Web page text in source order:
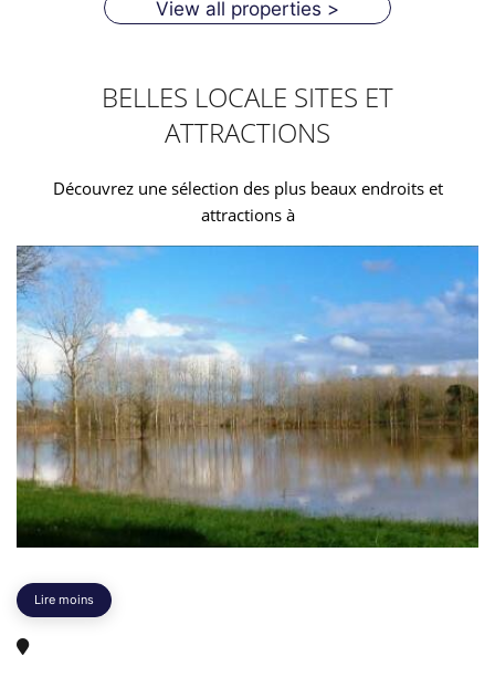
View all properties >
BELLES LOCALE SITES ET
ATTRACTIONS
Découvrez une sélection des plus beaux endroits et
attractions à
Lire moins